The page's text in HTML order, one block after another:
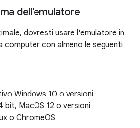
dell'emulatore
dovresti usare l'emulatore in
computer con almeno le seguenti
Windows 10 o versioni
bit, MacOS 12 o versioni
o ChromeOS